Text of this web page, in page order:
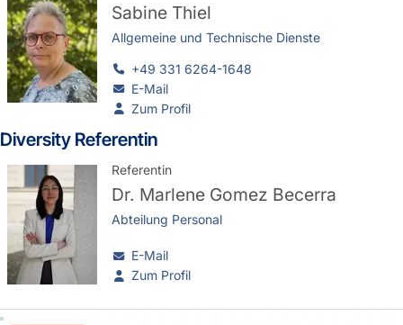
Sabine Thiel
Allgemeine und Technische Dienste
+49 331 6264-1648
E-Mail
Zum Profil
Diversity Referentin
Referentin
Dr. Marlene Gomez Becerra
Abteilung Personal
E-Mail
Zum Profil